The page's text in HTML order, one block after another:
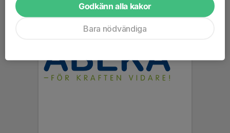
Godkänn alla kakor
Bara nödvändiga